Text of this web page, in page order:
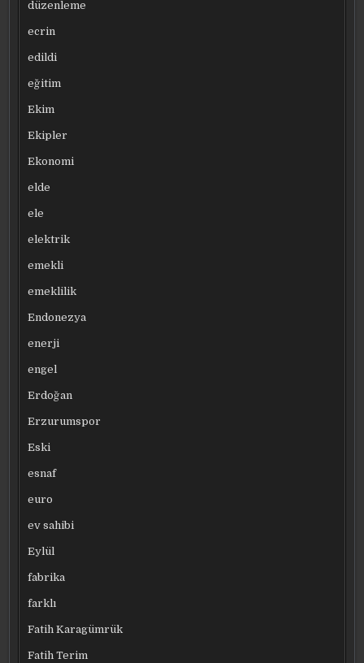
düzenleme
ecrin
edildi
eğitim
Ekim
Ekipler
Ekonomi
elde
ele
elektrik
emekli
emeklilik
Endonezya
enerji
engel
Erdoğan
Erzurumspor
Eski
esnaf
euro
ev sahibi
Eylül
fabrika
farklı
Fatih Karagümrük
Fatih Terim